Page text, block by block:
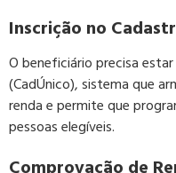
Inscrição no
O beneficiário precisa
(CadÚnico), sistema que
renda e permite que
pessoas elegíveis.